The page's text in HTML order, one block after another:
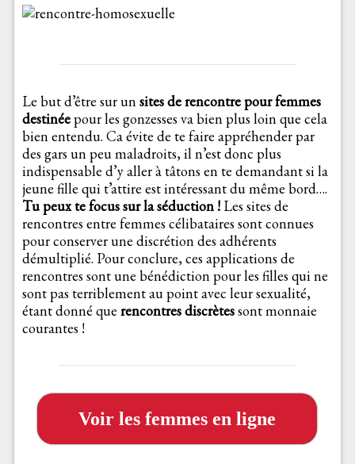
Le but d’être sur unsites de rencontre pour femmes
destinéepour les gonzesses va bien plus loin que cela
bien entendu. Ca évite de te faire appréhender par
des gars un peu maladroits, il n’est donc plus
indispensable d’y aller à tâtons en te demandant si la
jeune fille qui t’attire est intéressant du même bord….
Tu peux te focus sur la séduction !Les sites de
rencontres entre femmes célibataires sont connues
pour conserver une discrétion des adhérents
démultiplié. Pour conclure, ces applications de
rencontres sont une bénédiction pour les filles qui ne
sont pas terriblement au point avec leur sexualité,
étant donné que rencontres discrètessont monnaie
courantes !
Voir les femmes en ligne